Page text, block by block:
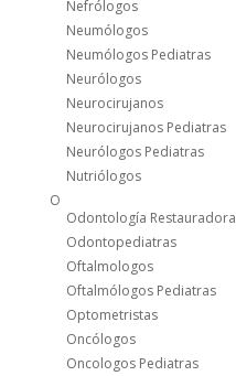
Nefrólogos
Neumólogos
Neumólogos Pediatras
Neurólogos
Neurocirujanos
Neurocirujanos Pediatras
Neurólogos Pediatras
Nutriólogos
O
Odontología Restauradora
Odontopediatras
Oftalmologos
Oftalmólogos Pediatras
Optometristas
Oncólogos
Oncologos Pediatras